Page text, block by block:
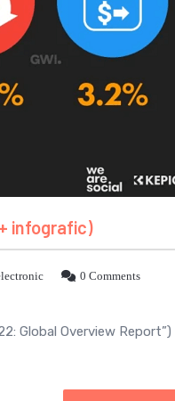
infografic)
0 Comments
Global Overview Report”)